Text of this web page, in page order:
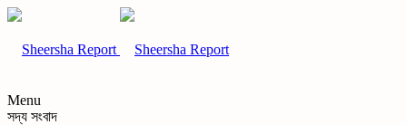
Menu
সদ্য সংবাদ